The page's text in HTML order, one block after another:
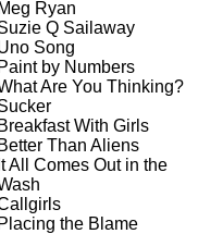
Meg Ryan
Q Sailaway
Song
Paint by Numbers
Are You Thinking?
Breakfast With Girls
Better Than Aliens
It All Comes Out in the
Placing the Blame